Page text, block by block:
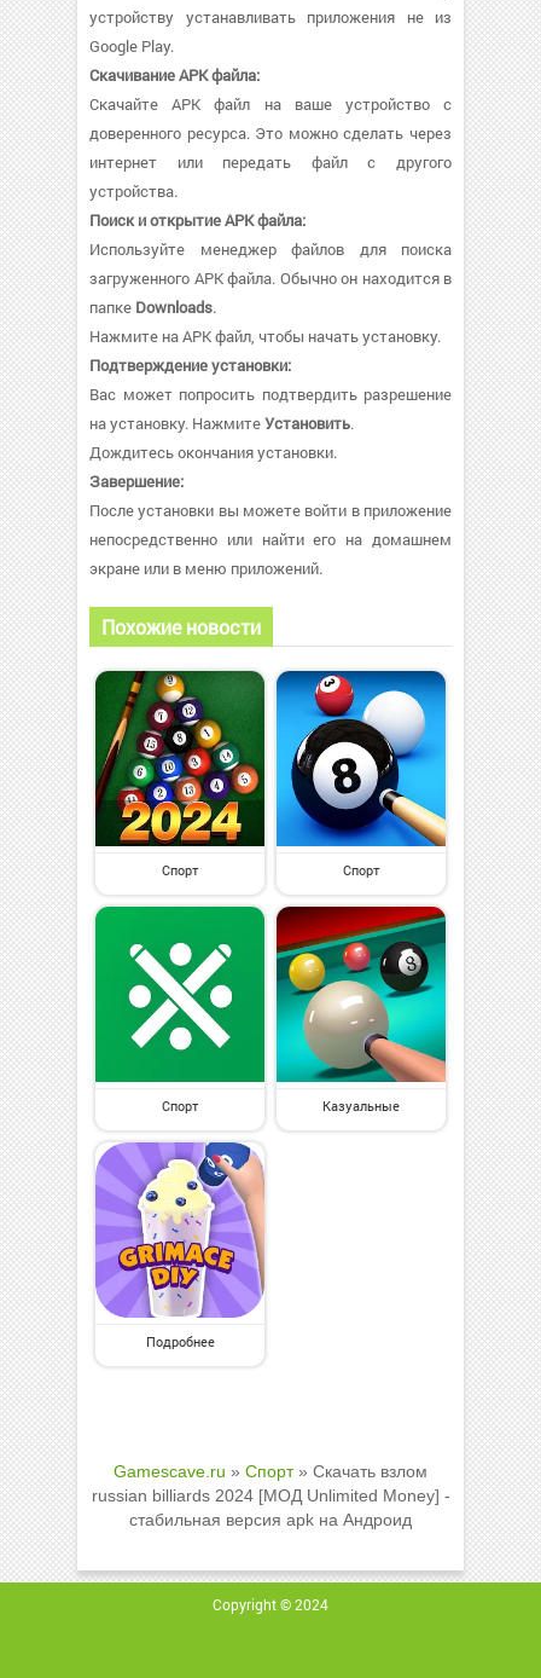
устройству устанавливать приложения не из
Google Play.
Скачивание APK файла:
Скачайте APK файл на ваше устройство с
доверенного ресурса. Это можно сделать через
интернет или передать файл с другого
устройства.
Поиск и открытие APK файла:
Используйте менеджер файлов для поиска
загруженного APK файла. Обычно он находится в
папке Downloads.
Нажмите на APK файл, чтобы начать установку.
Подтверждение установки:
Вас может попросить подтвердить разрешение
на установку. НажмитеУстановить.
Дождитесь окончания установки.
Завершение:
После установки вы можете войти в приложение
непосредственно или найти его на домашнем
экране или в меню приложений.
Похожие новости
Спорт Спорт
Спорт Казуальные
Подробнее
Gamescave.ru » Спорт» Скачать взлом
russian billiards 2024 [МОД Unlimited Money] -
стабильная версия apk на Андроид
Copyright © 2024